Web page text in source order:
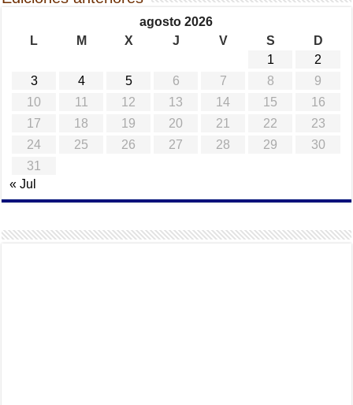
agosto 2026
L
M X J V S
D
1
2
3
4 5 6 7 8
9
10
11 12 13 14 15
16
17
18 19 20 21 22
23
24
25 26 27 28 29
30
31
« Jul